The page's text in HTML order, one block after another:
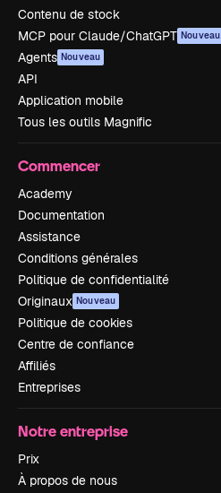
Contenu de stock
MCP pour Claude/ChatGPT Nouveau
Agents Nouveau
API
Application mobile
Tous les outils Magnific
Commencer
Academy
Documentation
Assistance
Conditions générales
Politique de confidentialité
Originaux Nouveau
Politique de cookies
Centre de confiance
Affiliés
Entreprises
Notre entreprise
Prix
À propos de nous